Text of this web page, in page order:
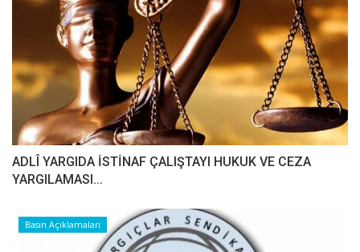
ADLÎ YARGIDA İSTİNAF ÇALIŞTAYI HUKUK VE CEZA
YARGILAMASI...
Basın Açıklamaları